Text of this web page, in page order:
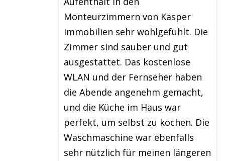
Monteurzimmern von Kasper
Immobilien sehr wohlgefühlt. Die
Zimmer sind sauber und gut
ausgestattet. Das kostenlose
WLAN und der Fernseher haben
die Abende angenehm gemacht,
und die Küche im Haus war
perfekt, um selbst zu kochen. Die
Waschmaschine war ebenfalls
sehr nützlich für meinen längeren